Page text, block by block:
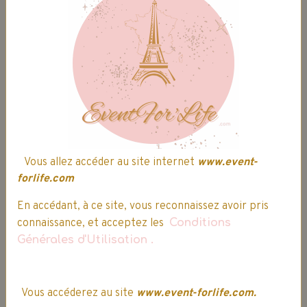
situés dans le nord de la France.
Expédition, Livraison & Retour
ExpéditionUltra rapide :
commande expédiée sous 24h
Frais de port offert dès 60.00€
d'achat(s)*
Vous allez accéder au site internet www.event-
forlife.com
En accédant, à ce site, vous reconnaissez avoir pris
connaissance, et acceptez les Conditions
Générales d'Utilisation .
Vous accéderez au site www.event-forlife.com.